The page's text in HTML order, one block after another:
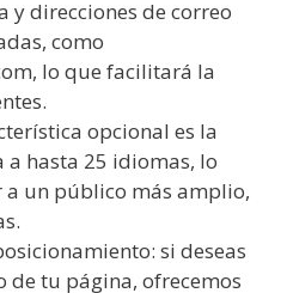
y direcciones de correo
como
lo que facilitará la
opcional es la
hasta 25 idiomas, lo
un público más amplio,
si deseas
tu página, ofrecemos